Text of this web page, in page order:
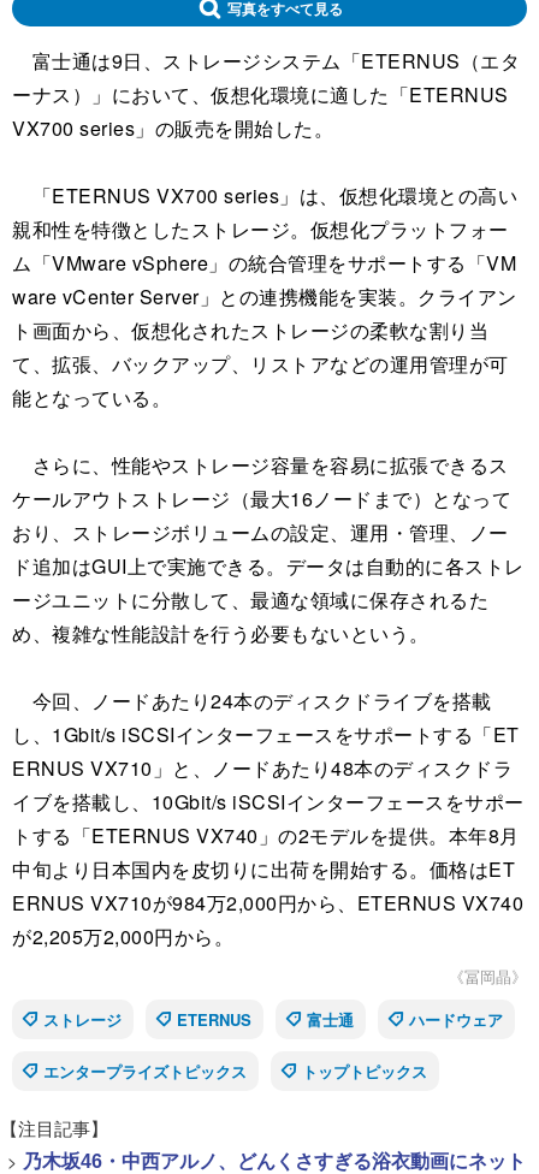
写真をすべて見る
富士通は9日、ストレージシステム「ETERNUS（エタ
ーナス）」において、仮想化環境に適した「ETERNUS
VX700 series」の販売を開始した。
「ETERNUS VX700 series」は、仮想化環境との高い
親和性を特徴としたストレージ。仮想化プラットフォー
ム「VMware vSphere」の統合管理をサポートする「VM
ware vCenter Server」との連携機能を実装。クライアン
ト画面から、仮想化されたストレージの柔軟な割り当
て、拡張、バックアップ、リストアなどの運用管理が可
能となっている。
さらに、性能やストレージ容量を容易に拡張できるス
ケールアウトストレージ（最大16ノードまで）となって
おり、ストレージボリュームの設定、運用・管理、ノー
ド追加はGUI上で実施できる。データは自動的に各ストレ
ージユニットに分散して、最適な領域に保存されるた
め、複雑な性能設計を行う必要もないという。
今回、ノードあたり24本のディスクドライブを搭載
し、1Gbit/s iSCSIインターフェースをサポートする「ET
ERNUS VX710」と、ノードあたり48本のディスクドラ
イブを搭載し、10Gbit/s iSCSIインターフェースをサポー
トする「ETERNUS VX740」の2モデルを提供。本年8月
中旬より日本国内を皮切りに出荷を開始する。価格はET
ERNUS VX710が984万2,000円から、ETERNUS VX740
が2,205万2,000円から。
《冨岡晶》
ストレージ
ETERNUS 富士通 ハードウェア
エンタープライズトピックス トップトピックス
【注目記事】
> 乃木坂46・中西アルノ、どんくさすぎる浴衣動画にネット